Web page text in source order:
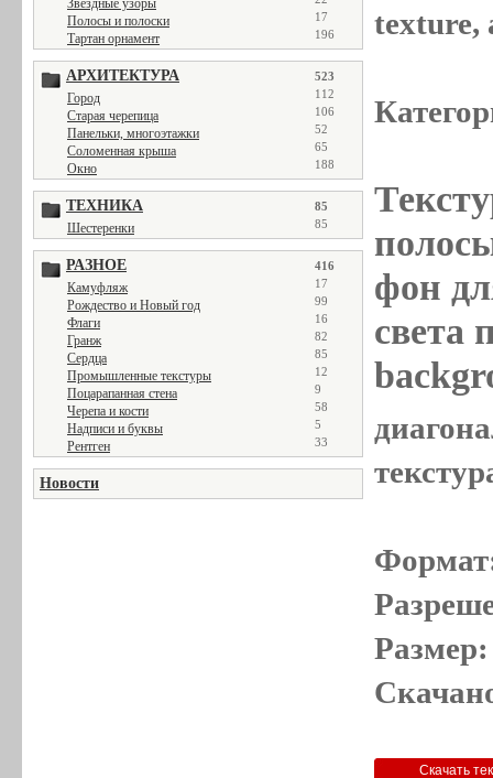
Звездные узоры
Полосы и полоски 17
Тартан орнамент 196
АРХИТЕКТУРА 523
Город 112
Старая черепица 106
Панельки, многоэтажки 52
Соломенная крыша 65
Окно 188
ТЕХНИКА 85
Шестеренки 85
РАЗНОЕ 416
Камуфляж 17
Рождество и Новый год 99
Флаги 16
Гранж 82
Сердца 85
Промышленные текстуры 12
Поцарапанная стена 9
Черепа и кости 58
Надписи и буквы 5
Рентген 33
Новости
texture,
фон
света